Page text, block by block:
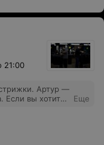
21:00
Артур —
Если вы хотите
Еще